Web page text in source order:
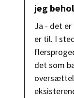
jeg
Ja - det
er til. I
det som